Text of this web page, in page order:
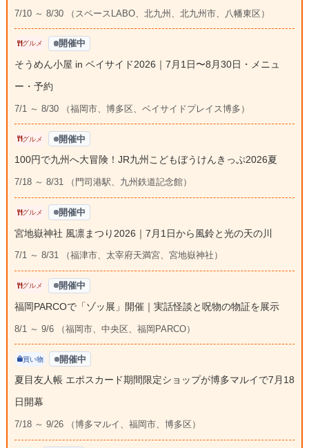
7/10 ～ 8/30 （スペースLABO、北九州、北九州市、八幡東区）
グルメ 開催中
そうめん小屋 in ベイサイド2026｜7月1日〜8月30日・メニュ
ー・予約
7/1 ～ 8/30 （福岡市、博多区、ベイサイドプレイス博多）
グルメ 開催中
100円で九州へ大冒険！JR九州こどもぼうけんきっぷ2026夏
7/18 ～ 8/31 （門司港駅、九州鉄道記念館）
グルメ 開催中
宮地嶽神社 風凛まつり2026｜7月1日から風鈴と光の天の川
7/1 ～ 8/31 （福津市、太宰府天満宮、宮地嶽神社）
グルメ 開催中
福岡PARCOで「ゾッ展」開催｜実話怪談と呪物の物証を展示
8/1 ～ 9/6 （福岡市、中央区、福岡PARCO）
買い物 開催中
夏目友人帳 エポスカード期間限定ショップが博多マルイで7月18
日開幕
7/18 ～ 9/26 （博多マルイ、福岡市、博多区）